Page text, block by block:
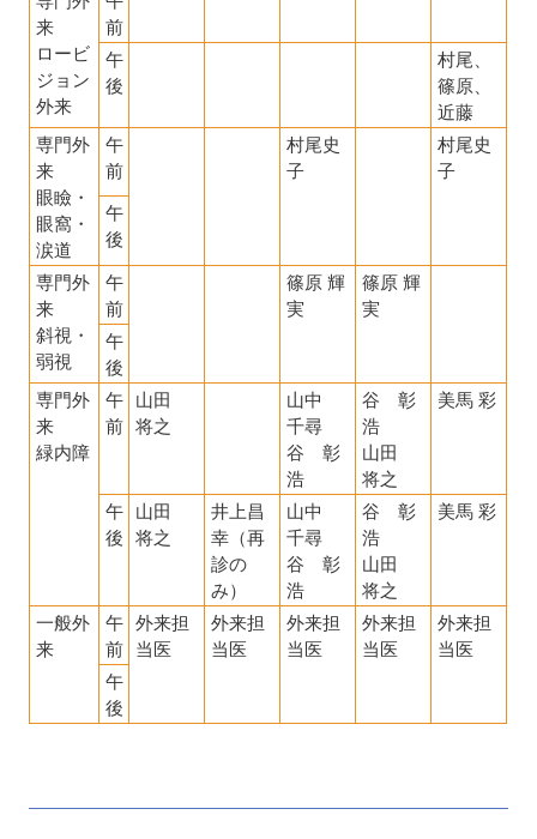
来
ロービ
ジョン
外来
前
午
後
村尾、
篠原、
近藤
専門外
来
眼瞼・
眼窩・
涙道
午
前
村尾史
子
村尾史
子
午
後
専門外
来
斜視・
弱視
午
前
篠原 輝
実
篠原 輝
実
午
後
専門外
来
緑内障
午
前
山田
将之
山中
千尋
谷 彰
浩
谷 彰
浩
山田
将之
美馬 彩
午
後
山田
将之
井上昌
幸（再
診の
み）
山中
千尋
谷 彰
浩
谷 彰
浩
山田
将之
美馬 彩
一般外
来
午
前
外来担
当医
外来担
当医
外来担
当医
外来担
当医
外来担
当医
午
後